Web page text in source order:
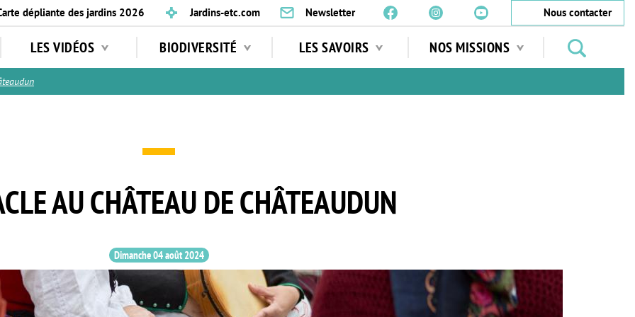
dépliante des jardins 2026 Jardins-etc.com Newsletter
Nous contacter
LES VIDÉOS BIODIVERSITÉ LES SAVOIRS NOS MISSIONS
jardins
AU CHÂTEAU DE CHÂTEAUDUN
Dimanche 04 août 2024